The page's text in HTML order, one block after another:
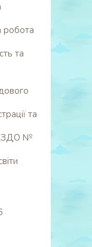
робота
та
та
ЗДО №